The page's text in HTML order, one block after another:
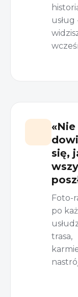
usług
«Nie
się,
Foto-
po
trasa,